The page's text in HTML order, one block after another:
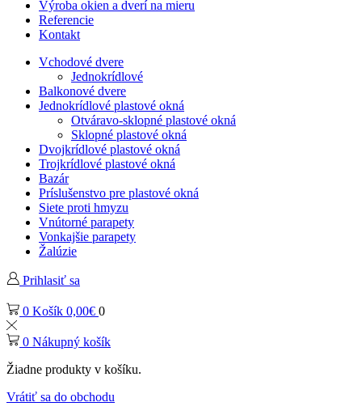
Výroba okien a dverí na mieru
Referencie
Kontakt
Vchodové dvere
Jednokrídlové
Balkonové dvere
Jednokrídlové plastové okná
Otváravo-sklopné plastové okná
Sklopné plastové okná
Dvojkrídlové plastové okná
Trojkrídlové plastové okná
Bazár
Príslušenstvo pre plastové okná
Siete proti hmyzu
Vnútorné parapety
Vonkajšie parapety
Žalúzie
Prihlasiť sa
0 Košík 0,00€ 0
0 Nákupný košík
Žiadne produkty v košíku.
Vrátiť sa do obchodu